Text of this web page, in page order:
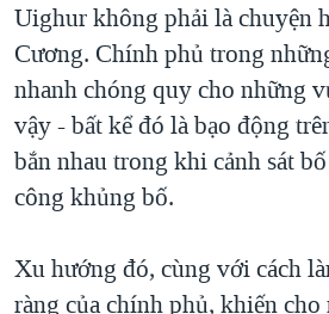
Uighur không phải là chuyện
Cương. Chính phủ trong
nhanh chóng quy cho những
vậy - bất kể đó là bạo động
bắn nhau trong khi cảnh sát
công khủng bố.
Xu hướng đó, cùng với cách
ràng của chính phủ, khiến